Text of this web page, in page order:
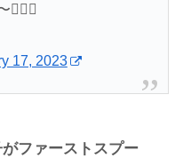
17, 2023
ファーストスプー